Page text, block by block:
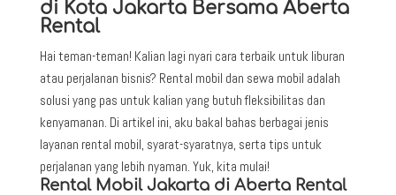
di Kota Jakarta Bersama Aberta
Rental
Hai teman-teman! Kalian lagi nyari cara terbaik untuk liburan
atau perjalanan bisnis? Rental mobil dan sewa mobil adalah
solusi yang pas untuk kalian yang butuh fleksibilitas dan
kenyamanan. Di artikel ini, aku bakal bahas berbagai jenis
layanan rental mobil, syarat-syaratnya, serta tips untuk
perjalanan yang lebih nyaman. Yuk, kita mulai!
Rental Mobil Jakarta di Aberta Rental